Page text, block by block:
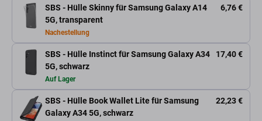
SBS - Hülle Skinny für Samsung Galaxy A14
5G, transparent
6,76 €
Nachestellung
SBS - Hülle Instinct für Samsung Galaxy A34
5G, schwarz
17,40 €
Auf Lager
SBS - Hülle Book Wallet Lite für Samsung
Galaxy A34 5G, schwarz
22,23 €